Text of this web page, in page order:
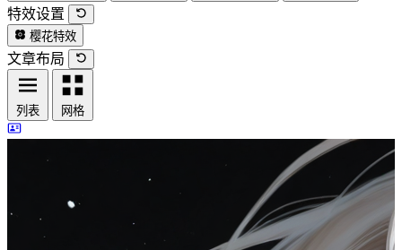
特效设置
樱花特效
文章布局
列表 网格